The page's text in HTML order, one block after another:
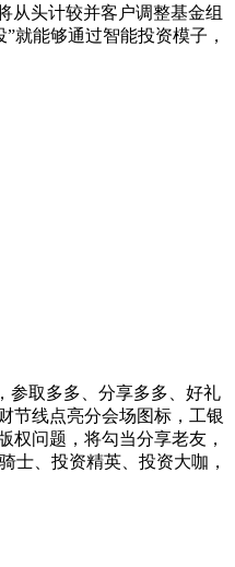
头计较并客户调整基金组
就能够通过智能投资模子，
参取多多、分享多多、好礼
节线点亮分会场图标，工银
权问题，将勾当分享老友，
士、投资精英、投资大咖，